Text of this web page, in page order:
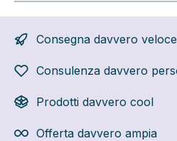
Consegna davvero veloce
Consulenza davvero
Prodotti davvero cool
Offerta davvero ampia